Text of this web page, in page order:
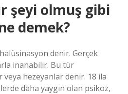
şeyi olmuş gibi
demek?
denir. Gerçek
inanabilir. Bu tür
hezeyanlar denir. 18 ila
daha yaygın olan psikoz,